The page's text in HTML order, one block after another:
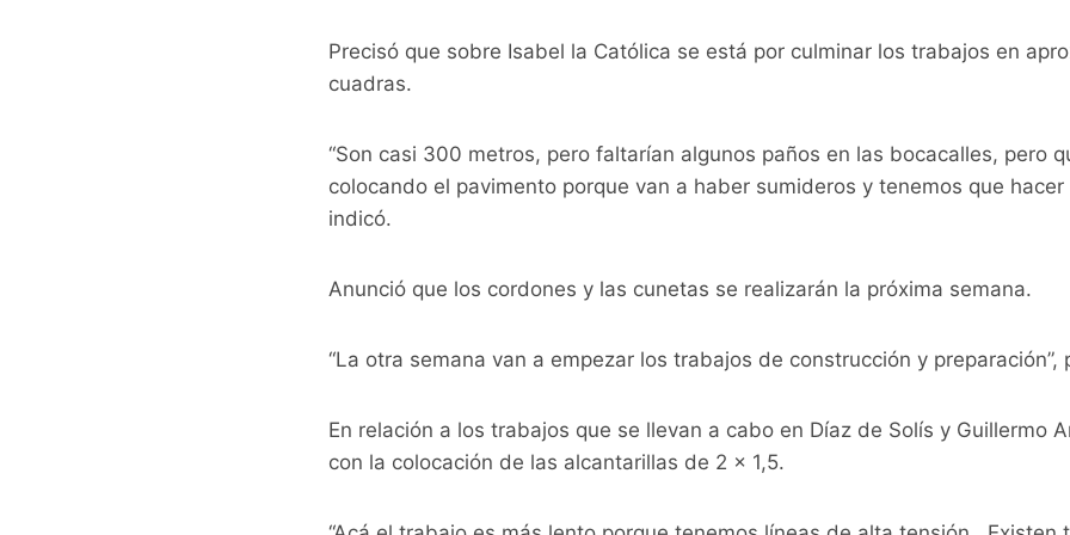
Precisó que sobre Isabel la Católica se está por culminar los trabajos en
cuadras.
“Son casi 300 metros, pero faltarían algunos paños en las bocacalles, pero
colocando el pavimento porque van a haber sumideros y tenemos que hacer
indicó.
Anunció que los cordones y las cunetas se realizarán la próxima semana.
“La otra semana van a empezar los trabajos de construcción y preparación”,
En relación a los trabajos que se llevan a cabo en Díaz de Solís y Guillermo
con la colocación de las alcantarillas de 2 x 1,5.